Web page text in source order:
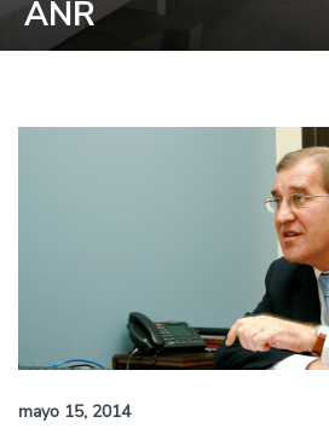
ANR
mayo 15, 2014